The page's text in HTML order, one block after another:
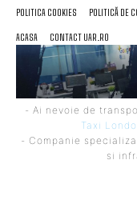
POLITICA COOKIES POLITICĂ DE
ACASA CONTACT UAR.RO
- Ai nevoie de
Taxi
- Companie
si